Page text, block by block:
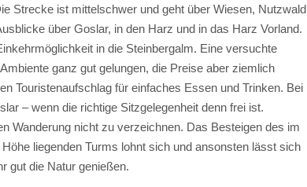
Strecke ist mittelschwer und geht über Wiesen, Nutzwald
über Goslar, in den Harz und in das Harz Vorland.
in die Steinbergalm. Eine versuchte
ganz gut gelungen, die Preise aber ziemlich
Touristenaufschlag für einfaches Essen und Trinken. Bei
– wenn die richtige Sitzgelegenheit denn frei ist.
Wanderung nicht zu verzeichnen. Das Besteigen des im
liegenden Turms lohnt sich und ansonsten lässt sich
gut die Natur genießen.